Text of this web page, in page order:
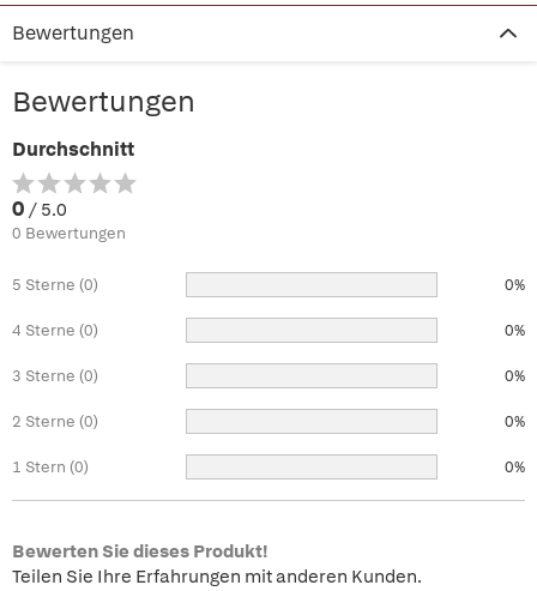
Bewertungen
Bewertungen
Durchschnitt
0 / 5.0
0 Bewertungen
5 Sterne (0) 0%
4 Sterne (0) 0%
3 Sterne (0) 0%
2 Sterne (0) 0%
1 Stern (0) 0%
Bewerten Sie dieses Produkt!
Teilen Sie Ihre Erfahrungen mit anderen Kunden.